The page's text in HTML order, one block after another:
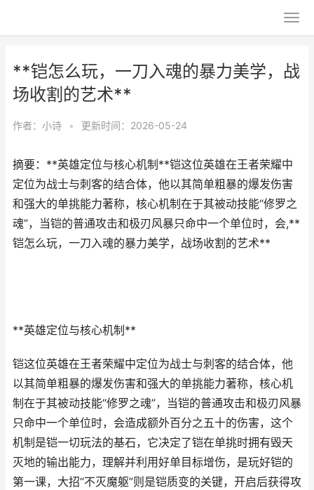
**铠怎么玩，一刀入魂的暴力美学，战
场收割的艺术**
作者： 小诗 • 更新时间：2026-05-24
摘要：**英雄定位与核心机制**铠这位英雄在王者荣耀中
定位为战士与刺客的结合体，他以其简单粗暴的爆发伤害
和强大的单挑能力著称，核心机制在于其被动技能“修罗之
魂”，当铠的普通攻击和极刃风暴只命中一个单位时，会,**
铠怎么玩，一刀入魂的暴力美学，战场收割的艺术**
**英雄定位与核心机制**
铠这位英雄在王者荣耀中定位为战士与刺客的结合体，他
以其简单粗暴的爆发伤害和强大的单挑能力著称，核心机
制在于其被动技能“修罗之魂”，当铠的普通攻击和极刃风暴
只命中一个单位时，会造成额外百分之五十的伤害，这个
机制是铠一切玩法的基石，它决定了铠在单挑时拥有毁天
灭地的输出能力，理解并利用好单目标增伤，是玩好铠的
第一课，大招“不灭魔躯”则是铠质变的关键，开启后获得攻